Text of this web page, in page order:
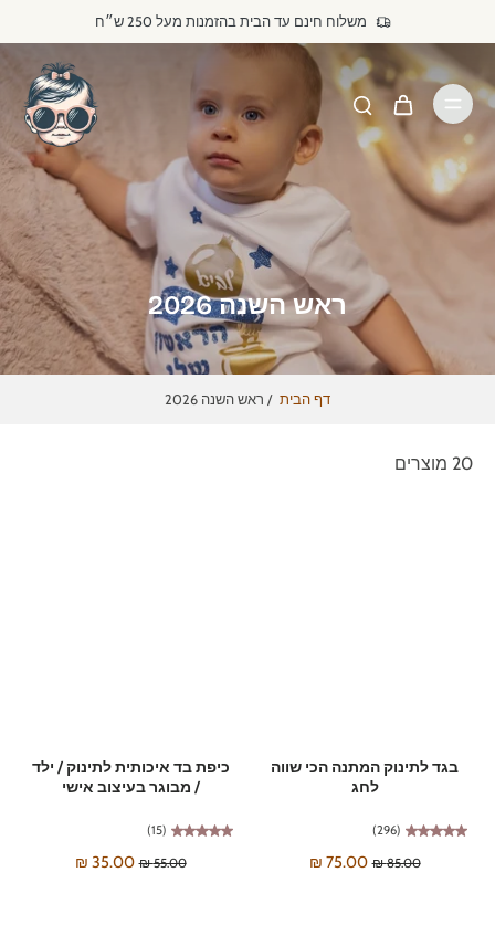
משלוח חינם עד הבית בהזמנות מעל 250 ש״ח
ראש השנה 2026
דף הבית / ראש השנה 2026
20 מוצרים
בגד לתינוק המתנה הכי שווה
לחג
(296)
85.00 ₪
75.00 ₪
כיפת בד איכותית לתינוק / ילד
/ מבוגר בעיצוב אישי
(15)
55.00 ₪
35.00 ₪